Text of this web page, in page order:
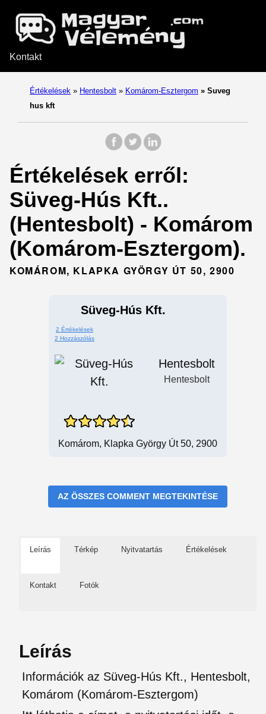
Kontakt
Értékelések » Hentesbolt » Komárom-Esztergom » Suveg
hus kft
Értékelések erről:
Süveg-Hús Kft..
(Hentesbolt) - Komárom
(Komárom-Esztergom).
KOMÁROM, KLAPKA GYÖRGY ÚT 50, 2900
Süveg-Hús Kft.
2 Értékelések
2 Hozzászólás
Hentesbolt
Hentesbolt
Komárom, Klapka György Út 50, 2900
AZ ÖSSZES COMMENT MEGTEKINTÉSE
Leírás Térkép Nyitvatartás Értékelések
Kontakt Fotók
Leírás
Információk az Süveg-Hús Kft., Hentesbolt,
Komárom (Komárom-Esztergom)